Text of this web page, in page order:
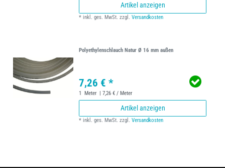
Artikel anzeigen
*inkl. ges. MwSt. zzgl.Versandkosten
Polyethylenschlauch Natur Ø 16 mm außen
7,26 € *
1 Meter | 7,26 € / Meter
Artikel anzeigen
*inkl. ges. MwSt. zzgl.Versandkosten